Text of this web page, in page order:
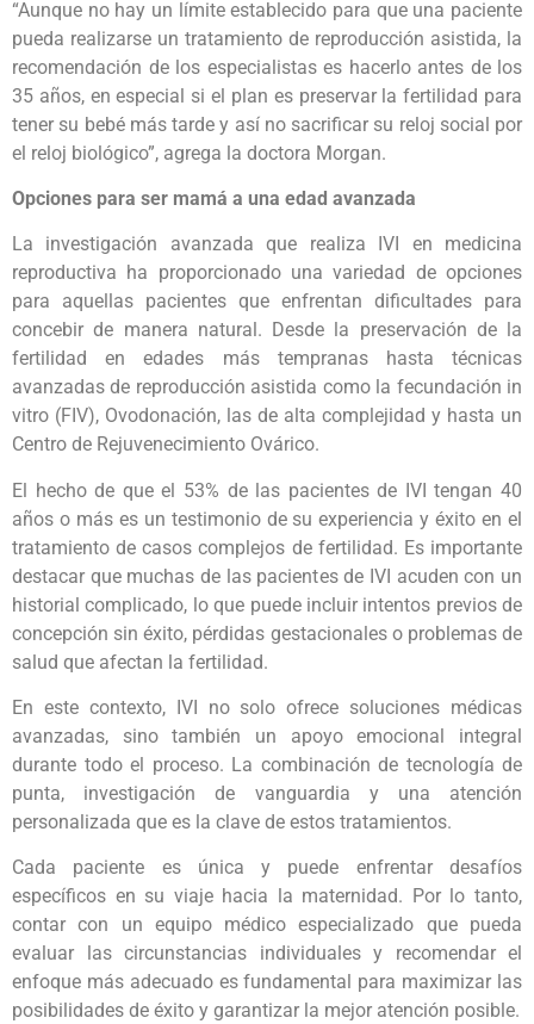
“Aunque no hay un límite establecido para que una paciente
pueda realizarse un tratamiento de reproducción asistida, la
recomendación de los especialistas es hacerlo antes de los
35 años, en especial si el plan es preservar la fertilidad para
tener su bebé más tarde y así no sacrificar su reloj social por
el reloj biológico”, agrega la doctora Morgan.
Opciones para ser mamá a una edad avanzada
La investigación avanzada que realiza IVI en medicina
reproductiva ha proporcionado una variedad de opciones
para aquellas pacientes que enfrentan dificultades para
concebir de manera natural. Desde la preservación de la
fertilidad en edades más tempranas hasta técnicas
avanzadas de reproducción asistida como la fecundación in
vitro (FIV), Ovodonación, las de alta complejidad y hasta un
Centro de Rejuvenecimiento Ovárico.
El hecho de que el 53% de las pacientes de IVI tengan 40
años o más es un testimonio de su experiencia y éxito en el
tratamiento de casos complejos de fertilidad. Es importante
destacar que muchas de las pacientes de IVI acuden con un
historial complicado, lo que puede incluir intentos previos de
concepción sin éxito, pérdidas gestacionales o problemas de
salud que afectan la fertilidad.
En este contexto, IVI no solo ofrece soluciones médicas
avanzadas, sino también un apoyo emocional integral
durante todo el proceso. La combinación de tecnología de
punta, investigación de vanguardia y una atención
personalizada que es la clave de estos tratamientos.
Cada paciente es única y puede enfrentar desafíos
específicos en su viaje hacia la maternidad. Por lo tanto,
contar con un equipo médico especializado que pueda
evaluar las circunstancias individuales y recomendar el
enfoque más adecuado es fundamental para maximizar las
posibilidades de éxito y garantizar la mejor atención posible.